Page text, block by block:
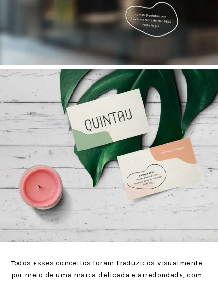
Todos esses conceitos foram traduzidos visualmente
por meio de uma marca delicada e arredondada, com